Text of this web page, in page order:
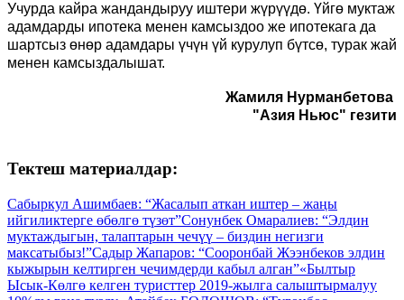
Учурда кайра жандандыруу иштери жүрүүдө. Үйгө муктаж
адамдарды ипотека менен камсыздоо же ипотекага да
шартсыз өнөр адамдары үчүн үй курулуп бүтсө, турак жай
менен камсыздалышат.
Жамиля Нурманбетова
"Азия Ньюс" гезити
Тектеш материалдар:
Сабыркул Ашимбаев: “Жасалып аткан иштер – жаңы
ийгиликтерге өбөлгө түзөт”Сонунбек Омаралиев: “Элдин
муктаждыгын, талаптарын чечүү – биздин негизги
максатыбыз!”Садыр Жапаров: “Сооронбай Жээнбеков элдин
кыжырын келтирген чечимдерди кабыл алган”«Былтыр
Ысык-Көлгө келген туристтер 2019-жылга салыштырмалуу